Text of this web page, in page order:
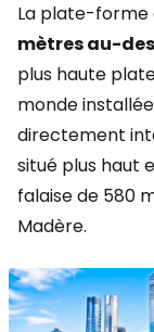
La plate-forme
mètres au-
plus haute
monde
directement
situé plus haut
falaise de 580
Madère.